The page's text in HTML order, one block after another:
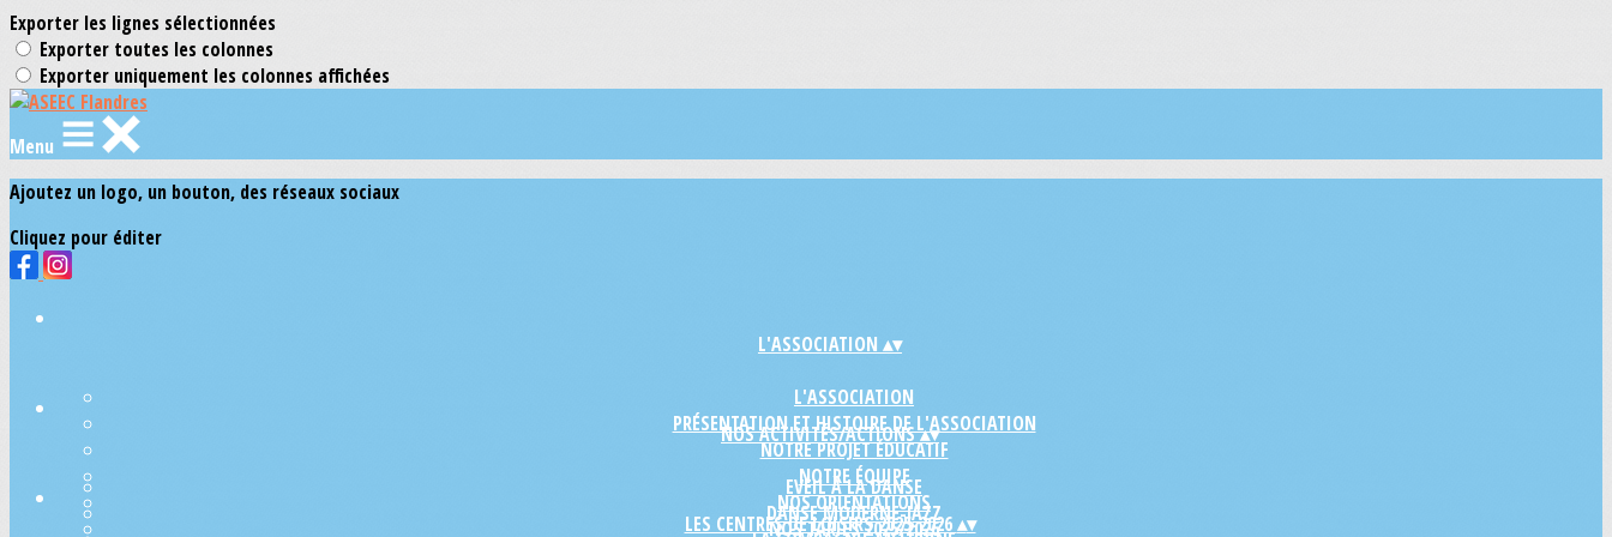
Exporter les lignes sélectionnées
Exporter toutes les colonnes
Exporter uniquement les colonnes affichées
Menu
Ajoutez un logo, un bouton, des réseaux sociaux
Cliquez pour éditer
L'ASSOCIATION ▴▾
L'ASSOCIATION
PRÉSENTATION ET HISTOIRE DE L'ASSOCIATION
NOTRE PROJET ÉDUCATIF
NOTRE ÉQUIPE
NOS ORIENTATIONS
NOS TARIFS 2025/2026
NOS ACTIVITÉS/ACTIONS▴▾
EVEIL À LA DANSE
DANSE MODERNE-JAZZ
LES CENTRES DE LOISIRS 2025-2026▴▾